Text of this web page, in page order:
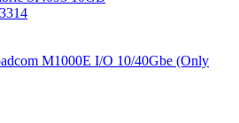
M1000E I/O 10/40Gbe (Only